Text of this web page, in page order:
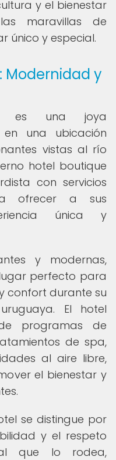
y el bienestar
maravillas de
único y especial.
Modernidad y
es una joya
una ubicación
vistas al río
hotel boutique
con servicios
ofrecer a sus
única y
y modernas,
lugar perfecto para
confort durante su
El hotel
programas de
de spa,
al aire libre,
el bienestar y
se distingue por
y el respeto
que lo rodea,